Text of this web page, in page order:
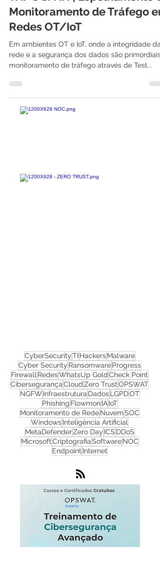
TAP e SPAN | Espelhamento e
Monitoramento de Tráfego
Redes OT/IoT
Em ambientes OT e IoT, onde a integridade da
CyberSecurityTIHackersMalware
Cyber SecurityRansomwareProgress
FirewallRedesWhatsUp GoldCheck Point
CibersegurançaCloudZero TrustOPSWAT
NGFWInfraestruturaDadosLGPDOT
PhishingFlowmonIAIoT
Monitoramento de RedeNuvemSOC
WindowsInteligência Artificial
MetaDefenderZero DayICS
EndpointInternet